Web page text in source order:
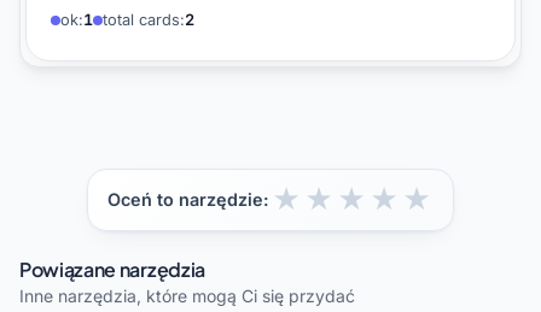
ok:1 total cards:2
Oceń to narzędzie: ★
★
★
★
★
Powiązane narzędzia
Inne narzędzia, które mogą Ci się przydać